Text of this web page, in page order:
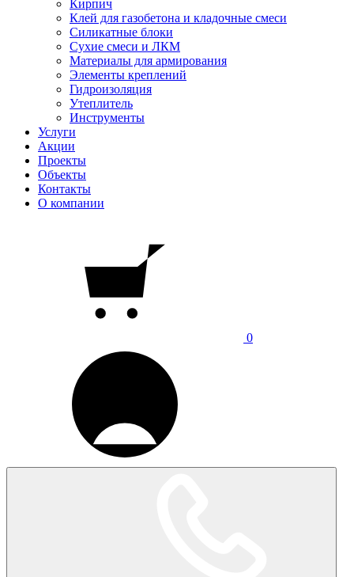
Кирпич
Клей для газобетона и кладочные смеси
Силикатные блоки
Сухие смеси и ЛКМ
Материалы для армирования
Элементы креплений
Гидроизоляция
Утеплитель
Инструменты
Услуги
Акции
Проекты
Объекты
Контакты
О компании
0